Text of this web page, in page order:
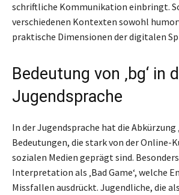
schriftliche Kommunikation einbringt.
verschiedenen Kontexten sowohl
praktische Dimensionen der digitalen
Bedeutung von ‚bg‘ in
Jugendsprache
In der Jugendsprache hat die Abkürzung
Bedeutungen, die stark von der Online-
sozialen Medien geprägt sind.
Interpretation als ‚Bad Game‘, welche
Missfallen ausdrückt. Jugendliche, die